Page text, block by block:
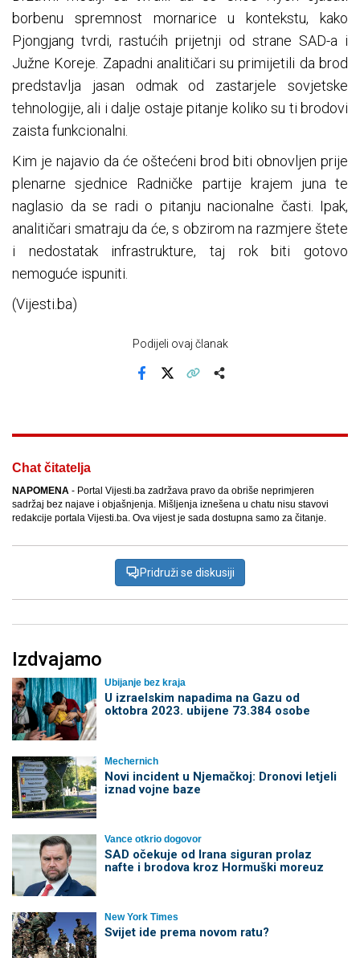
borbenu spremnost mornarice u kontekstu, kako
Pjongjang tvrdi, rastućih prijetnji od strane SAD-a i
Južne Koreje. Zapadni analitičari su primijetili da brod
predstavlja jasan odmak od zastarjele sovjetske
tehnologije, ali i dalje ostaje pitanje koliko su ti brodovi
zaista funkcionalni.
Kim je najavio da će oštećeni brod biti obnovljen prije
plenarne sjednice Radničke partije krajem juna te
naglasio da se radi o pitanju nacionalne časti. Ipak,
analitičari smatraju da će, s obzirom na razmjere štete
i nedostatak infrastrukture, taj rok biti gotovo
nemoguće ispuniti.
(Vijesti.ba)
Podijeli ovaj članak
Facebook
Chat čitatelja
NAPOMENA - Portal Vijesti.ba zadržava pravo da obriše neprimjeren
sadržaj bez najave i objašnjenja. Mišljenja iznešena u chatu nisu stavovi
redakcije portala Vijesti.ba. Ova vijest je sada dostupna samo za čitanje.
Pridruži se diskusiji
Izdvajamo
Ubijanje bez kraja
U izraelskim napadima na Gazu od
oktobra 2023. ubijene 73.384 osobe
Mechernich
Novi incident u Njemačkoj: Dronovi letjeli
iznad vojne baze
Vance otkrio dogovor
SAD očekuje od Irana siguran prolaz
nafte i brodova kroz Hormuški moreuz
New York Times
Svijet ide prema novom ratu?